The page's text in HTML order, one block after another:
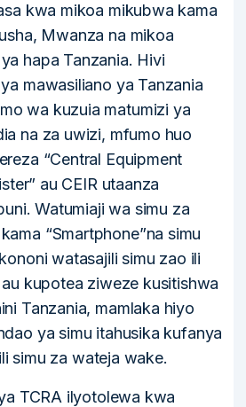
kwa mikoa mikubwa kama
Mwanza na mikoa
hapa Tanzania. Hivi
mawasiliano ya Tanzania
wa kuzuia matumizi ya
na za uwizi, mfumo huo
“Central Equipment
au CEIR utaanza
Watumiaji wa simu za
“Smartphone”na simu
watasajili simu zao ili
kupotea ziweze kusitishwa
Tanzania, mamlaka hiyo
ya simu itahusika kufanya
simu za wateja wake.
TCRA ilyotolewa kwa